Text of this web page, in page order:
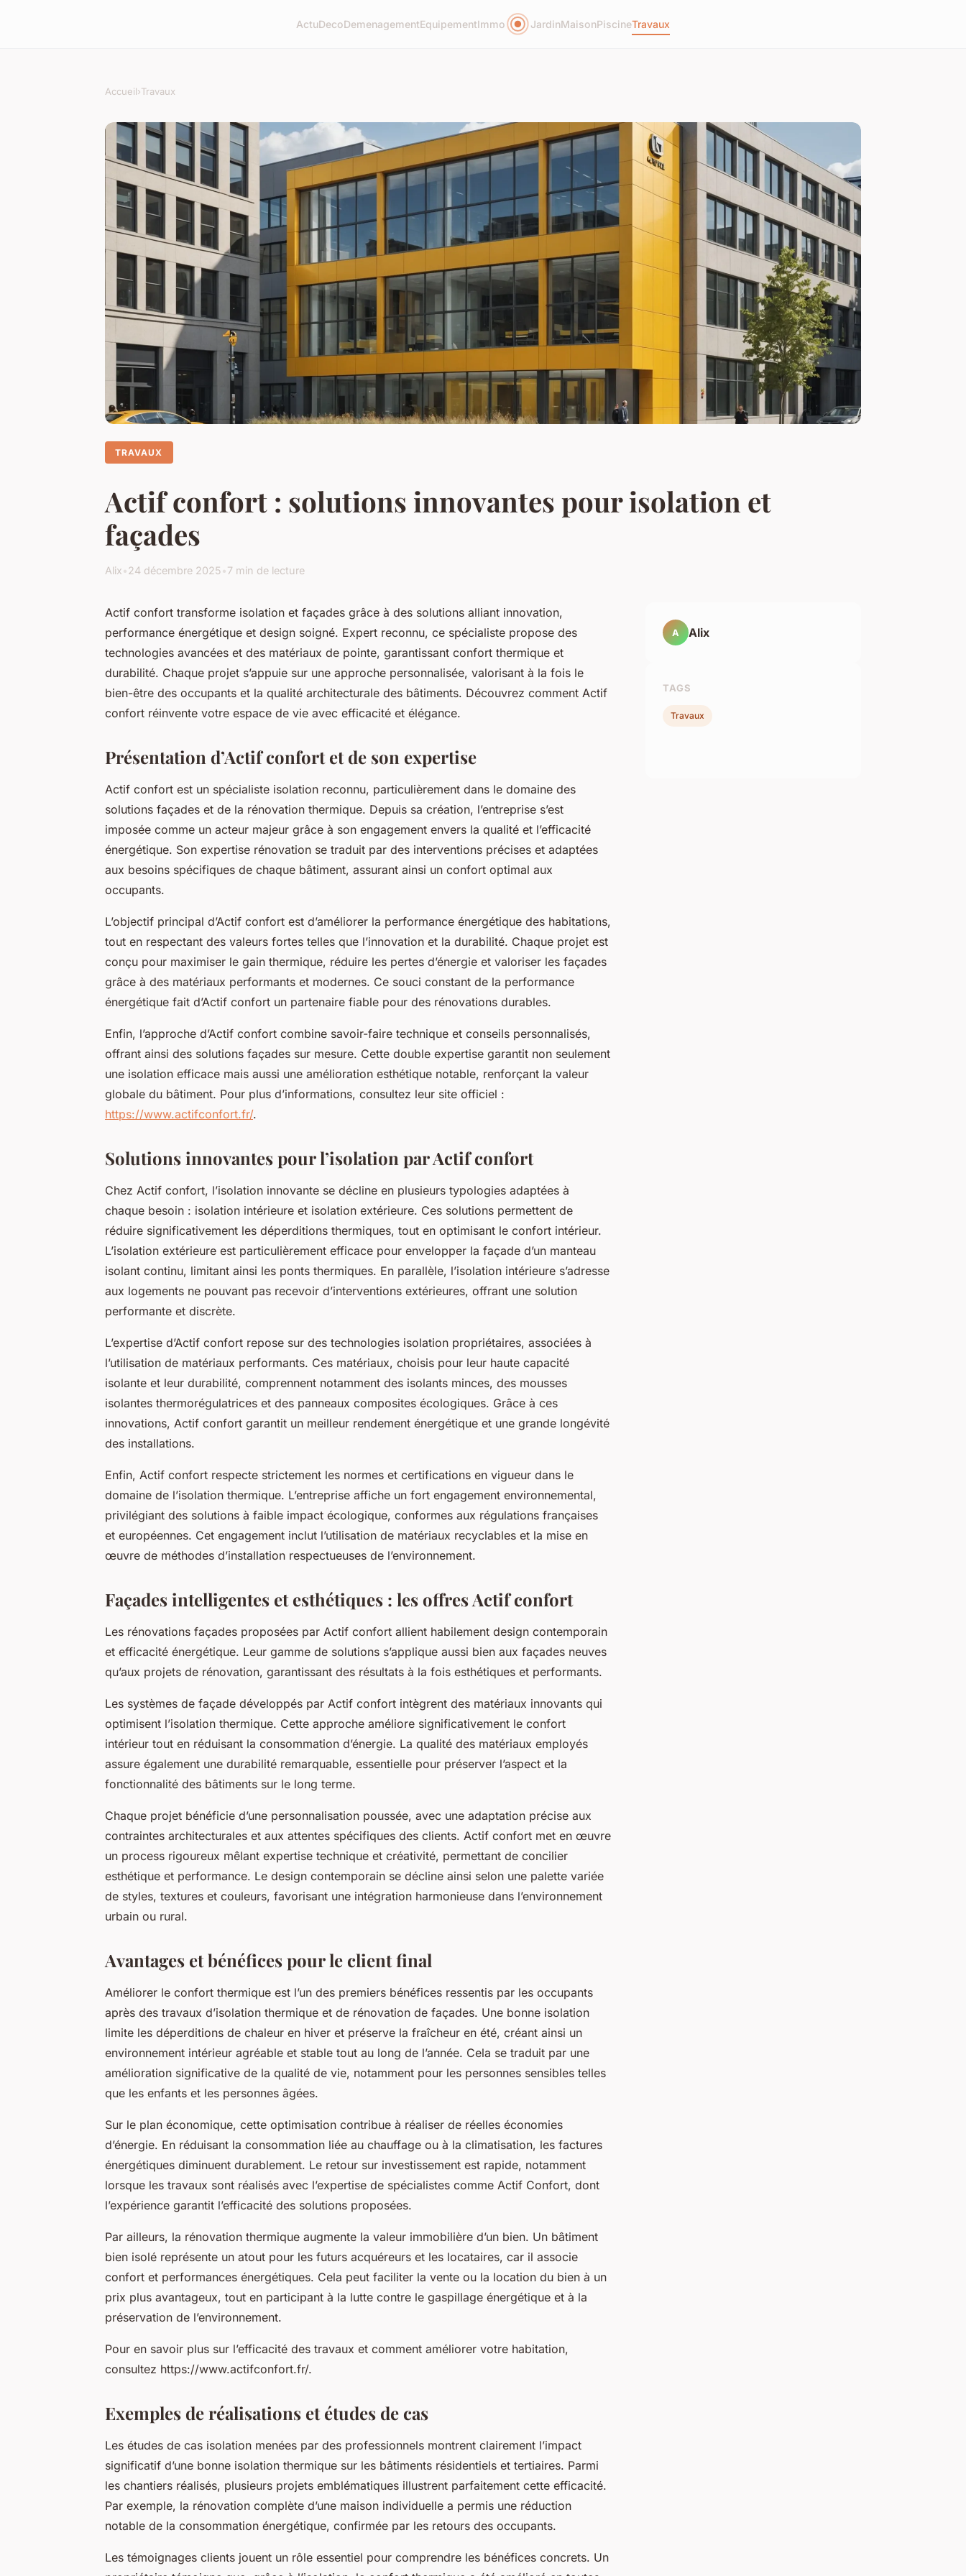
ActuDecoDemenagementEquipementImmo JardinMaisonPiscineTravaux
Accueil›Travaux
TRAVAUX
Actif confort : solutions innovantes pour isolation et
façades
Alix•24 décembre 2025•7 min de lecture
Actif confort transforme isolation et façades grâce à des solutions alliant innovation,
performance énergétique et design soigné. Expert reconnu, ce spécialiste propose des
technologies avancées et des matériaux de pointe, garantissant confort thermique et
durabilité. Chaque projet s’appuie sur une approche personnalisée, valorisant à la fois le
bien-être des occupants et la qualité architecturale des bâtiments. Découvrez comment Actif
confort réinvente votre espace de vie avec efficacité et élégance.
Présentation d’Actif confort et de son expertise
Actif confort est un spécialiste isolation reconnu, particulièrement dans le domaine des
solutions façades et de la rénovation thermique. Depuis sa création, l’entreprise s’est
imposée comme un acteur majeur grâce à son engagement envers la qualité et l’efficacité
énergétique. Son expertise rénovation se traduit par des interventions précises et adaptées
aux besoins spécifiques de chaque bâtiment, assurant ainsi un confort optimal aux
occupants.
L’objectif principal d’Actif confort est d’améliorer la performance énergétique des habitations,
tout en respectant des valeurs fortes telles que l’innovation et la durabilité. Chaque projet est
conçu pour maximiser le gain thermique, réduire les pertes d’énergie et valoriser les façades
grâce à des matériaux performants et modernes. Ce souci constant de la performance
énergétique fait d’Actif confort un partenaire fiable pour des rénovations durables.
Enfin, l’approche d’Actif confort combine savoir-faire technique et conseils personnalisés,
offrant ainsi des solutions façades sur mesure. Cette double expertise garantit non seulement
une isolation efficace mais aussi une amélioration esthétique notable, renforçant la valeur
globale du bâtiment. Pour plus d’informations, consultez leur site officiel :
https://www.actifconfort.fr/.
Solutions innovantes pour l’isolation par Actif confort
Chez Actif confort, l’isolation innovante se décline en plusieurs typologies adaptées à
chaque besoin : isolation intérieure et isolation extérieure. Ces solutions permettent de
réduire significativement les déperditions thermiques, tout en optimisant le confort intérieur.
L’isolation extérieure est particulièrement efficace pour envelopper la façade d’un manteau
isolant continu, limitant ainsi les ponts thermiques. En parallèle, l’isolation intérieure s’adresse
aux logements ne pouvant pas recevoir d’interventions extérieures, offrant une solution
performante et discrète.
L’expertise d’Actif confort repose sur des technologies isolation propriétaires, associées à
l’utilisation de matériaux performants. Ces matériaux, choisis pour leur haute capacité
isolante et leur durabilité, comprennent notamment des isolants minces, des mousses
isolantes thermorégulatrices et des panneaux composites écologiques. Grâce à ces
innovations, Actif confort garantit un meilleur rendement énergétique et une grande longévité
des installations.
Enfin, Actif confort respecte strictement les normes et certifications en vigueur dans le
domaine de l’isolation thermique. L’entreprise affiche un fort engagement environnemental,
privilégiant des solutions à faible impact écologique, conformes aux régulations françaises
et européennes. Cet engagement inclut l’utilisation de matériaux recyclables et la mise en
œuvre de méthodes d’installation respectueuses de l’environnement.
Façades intelligentes et esthétiques : les offres Actif confort
Les rénovations façades proposées par Actif confort allient habilement design contemporain
et efficacité énergétique. Leur gamme de solutions s’applique aussi bien aux façades neuves
qu’aux projets de rénovation, garantissant des résultats à la fois esthétiques et performants.
Les systèmes de façade développés par Actif confort intègrent des matériaux innovants qui
optimisent l’isolation thermique. Cette approche améliore significativement le confort
intérieur tout en réduisant la consommation d’énergie. La qualité des matériaux employés
assure également une durabilité remarquable, essentielle pour préserver l’aspect et la
fonctionnalité des bâtiments sur le long terme.
Chaque projet bénéficie d’une personnalisation poussée, avec une adaptation précise aux
contraintes architecturales et aux attentes spécifiques des clients. Actif confort met en œuvre
un process rigoureux mêlant expertise technique et créativité, permettant de concilier
esthétique et performance. Le design contemporain se décline ainsi selon une palette variée
de styles, textures et couleurs, favorisant une intégration harmonieuse dans l’environnement
urbain ou rural.
Avantages et bénéfices pour le client final
Améliorer le confort thermique est l’un des premiers bénéfices ressentis par les occupants
après des travaux d’isolation thermique et de rénovation de façades. Une bonne isolation
limite les déperditions de chaleur en hiver et préserve la fraîcheur en été, créant ainsi un
environnement intérieur agréable et stable tout au long de l’année. Cela se traduit par une
amélioration significative de la qualité de vie, notamment pour les personnes sensibles telles
que les enfants et les personnes âgées.
Sur le plan économique, cette optimisation contribue à réaliser de réelles économies
d’énergie. En réduisant la consommation liée au chauffage ou à la climatisation, les factures
énergétiques diminuent durablement. Le retour sur investissement est rapide, notamment
lorsque les travaux sont réalisés avec l’expertise de spécialistes comme Actif Confort, dont
l’expérience garantit l’efficacité des solutions proposées.
Par ailleurs, la rénovation thermique augmente la valeur immobilière d’un bien. Un bâtiment
bien isolé représente un atout pour les futurs acquéreurs et les locataires, car il associe
confort et performances énergétiques. Cela peut faciliter la vente ou la location du bien à un
prix plus avantageux, tout en participant à la lutte contre le gaspillage énergétique et à la
préservation de l’environnement.
Pour en savoir plus sur l’efficacité des travaux et comment améliorer votre habitation,
consultez https://www.actifconfort.fr/.
Exemples de réalisations et études de cas
Les études de cas isolation menées par des professionnels montrent clairement l’impact
significatif d’une bonne isolation thermique sur les bâtiments résidentiels et tertiaires. Parmi
les chantiers réalisés, plusieurs projets emblématiques illustrent parfaitement cette efficacité.
Par exemple, la rénovation complète d’une maison individuelle a permis une réduction
notable de la consommation énergétique, confirmée par les retours des occupants.
Les témoignages clients jouent un rôle essentiel pour comprendre les bénéfices concrets. Un
A Alix
TAGS
Travaux